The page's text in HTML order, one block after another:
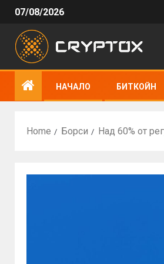
07/08/2026
НАЧАЛО БИТКОЙН
Home Борси Над 60% от